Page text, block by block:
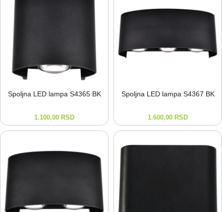
Spoljna LED lampa S4365 BK
1.100,00 RSD
Spoljna LED lampa S4367 BK
1.600,00 RSD